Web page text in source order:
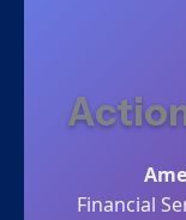
Financial